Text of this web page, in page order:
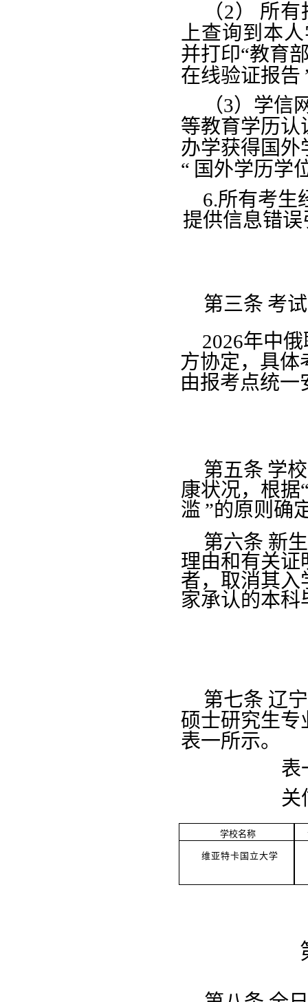
（2）
所有
上查询到本
并打印“教育
在线验证报告
（3）学信
等教育学历认
办学获得国外
“ 国外学历学
6.所有考生
提供信息错误
第三条 考
2026年中
方协定，具体
由报考点统一
第五条 学
康状况，根据
滥 ”的原则确
第六条 新
理由和有关证
者，取消其入
家承认的本科
第七条 辽
硕士研究生专
表一所示。
表
关
学校名称
维亚特卡国立大学